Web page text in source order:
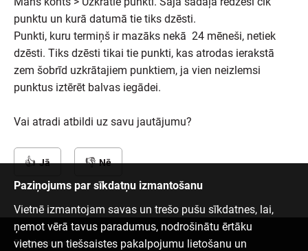
punktu un kurā datumā tie tiks dzēsti.
Punkti, kuru termiņš ir mazāks nekā 24 mēneši, netiek
dzēsti. Tiks dzēsti tikai tie punkti, kas atrodas ierakstā
zem šobrīd uzkrātajiem punktiem, ja vien neizlemsi
punktus iztērēt balvas iegādei.
Vai atradi atbildi uz savu jautājumu?
Jā Nē
Paziņojums par sīkdatņu izmantošanu
Vietnē izmantojam savas un trešo pušu sīkdatnes, lai,
ņemot vērā tavus paradumus, nodrošinātu ērtāku
vietnes un tiešsaistes pakalpojumu lietošanu un
Sazinies ar mums